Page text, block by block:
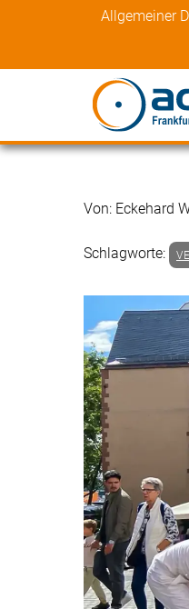
Allgemeiner
Von: Eckehard
Schlagworte: